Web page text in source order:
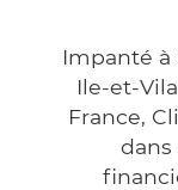
Impanté
Ile-et-
France,
dans